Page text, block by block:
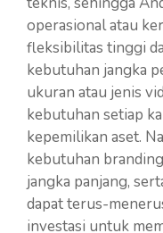
operasional atau
fleksibilitas tinggi
kebutuhan jangka
ukuran atau jenis
kebutuhan setiap
kepemilikan aset.
kebutuhan
jangka panjang,
dapat terus-
investasi untuk